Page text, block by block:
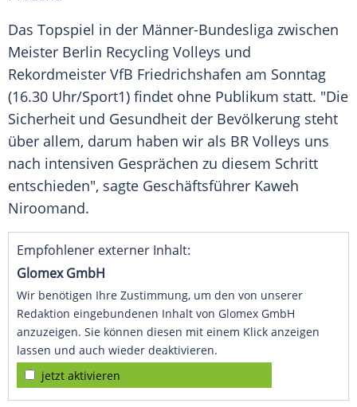
Das Topspiel in der Männer-Bundesliga zwischen
Meister Berlin Recycling Volleys und
Rekordmeister VfB Friedrichshafen am Sonntag
(16.30 Uhr/Sport1) findet ohne Publikum statt. "Die
Sicherheit und Gesundheit der Bevölkerung steht
über allem, darum haben wir als BR Volleys uns
nach intensiven Gesprächen zu diesem Schritt
entschieden", sagte Geschäftsführer Kaweh
Niroomand.
Empfohlener externer Inhalt:
Glomex GmbH
Wir benötigen Ihre Zustimmung, um den von unserer
Redaktion eingebundenen Inhalt von Glomex GmbH
anzuzeigen. Sie können diesen mit einem Klick anzeigen
lassen und auch wieder deaktivieren.
jetzt aktivieren